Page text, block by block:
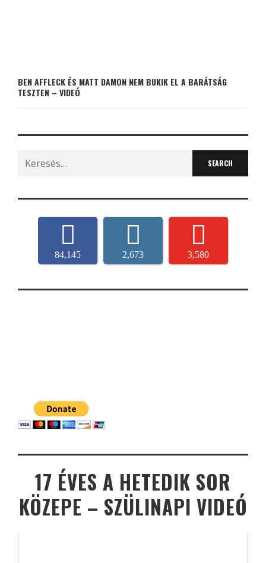
BEN AFFLECK ÉS MATT DAMON NEM BUKIK EL A BARÁTSÁG
TESZTEN – VIDEÓ
Search
for:
84,145 2,673 3,580
17 ÉVES A HETEDIK SOR
KÖZEPE – SZÜLINAPI VIDEÓ